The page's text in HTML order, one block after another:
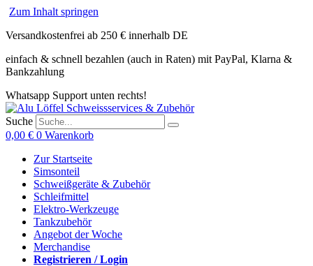
Zum Inhalt springen
Versandkostenfrei ab 250 € innerhalb DE
einfach & schnell bezahlen (auch in Raten) mit PayPal, Klarna &
Bankzahlung
Whatsapp Support unten rechts!
Suche
0,00 € 0 Warenkorb
Zur Startseite
Simsonteil
Schweißgeräte & Zubehör
Schleifmittel
Elektro-Werkzeuge
Tankzubehör
Angebot der Woche
Merchandise
Registrieren / Login